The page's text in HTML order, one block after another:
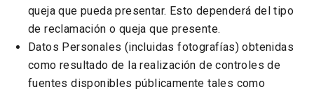
queja que pueda presentar. Esto dependerá del tipo
de reclamación o queja que presente.
Datos Personales (incluidas fotografías) obtenidas
como resultado de la realización de controles de
fuentes disponibles públicamente tales como